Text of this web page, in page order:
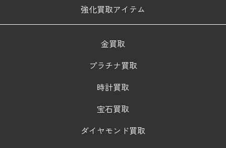
強化買取アイテム
金買取
プラチナ買取
時計買取
宝石買取
ダイヤモンド買取